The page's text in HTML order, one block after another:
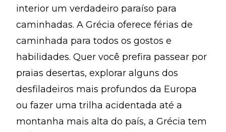
interior um verdadeiro paraíso para
caminhadas. A Grécia oferece férias de
caminhada para todos os gostos e
habilidades. Quer você prefira passear por
praias desertas, explorar alguns dos
desfiladeiros mais profundos da Europa
ou fazer uma trilha acidentada até a
montanha mais alta do país, a Grécia tem